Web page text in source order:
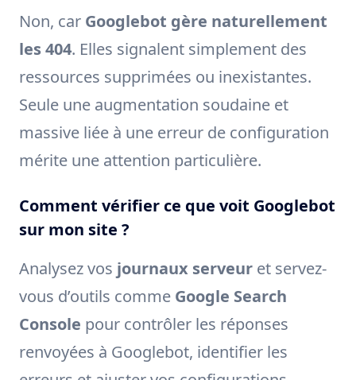
Non, car Googlebot gère naturellement
les 404. Elles signalent simplement des
ressources supprimées ou inexistantes.
Seule une augmentation soudaine et
massive liée à une erreur de configuration
mérite une attention particulière.
Comment vérifier ce que voit Googlebot
sur mon site ?
Analysez vos journaux serveur et servez-
vous d’outils comme Google Search
Console pour contrôler les réponses
renvoyées à Googlebot, identifier les